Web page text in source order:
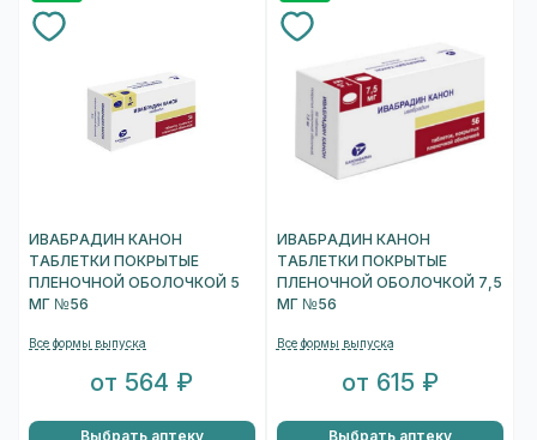
ИВАБРАДИН КАНОН
ТАБЛЕТКИ ПОКРЫТЫЕ
ПЛЕНОЧНОЙ ОБОЛОЧКОЙ 5
МГ №56
Все формы выпуска
от 564 ₽
ИВАБРАДИН КАНОН
ТАБЛЕТКИ ПОКРЫТЫЕ
ПЛЕНОЧНОЙ ОБОЛОЧКОЙ 7,5
МГ №56
Все формы выпуска
от 615 ₽